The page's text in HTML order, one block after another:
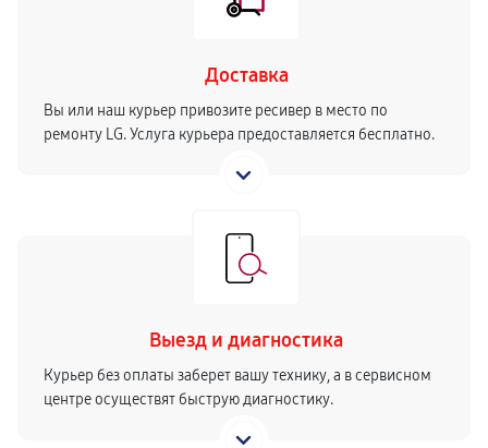
Доставка
Вы или наш курьер привозите ресивер в место по
ремонту LG. Услуга курьера предоставляется бесплатно.
Выезд и диагностика
Курьер без оплаты заберет вашу технику, а в сервисном
центре осуществят быструю диагностику.